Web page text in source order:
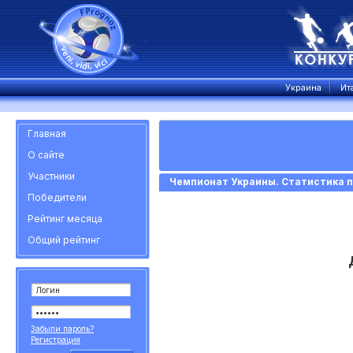
Украина
Главная
О сайте
Участники
Победители
Рейтинг месяца
Общий рейтинг
Забыли пароль?
Регистрация
Чемпионат Украины. Статистика